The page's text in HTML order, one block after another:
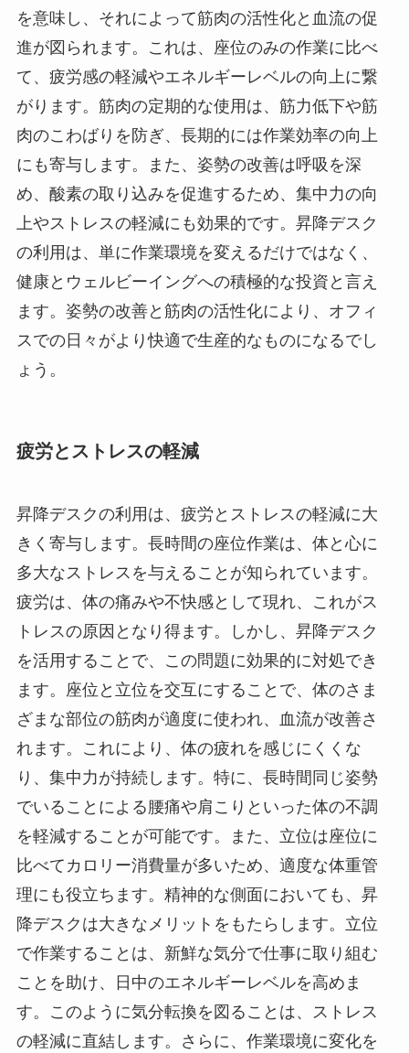
を意味し、それによって筋肉の活性化と血流の促
進が図られます。これは、座位のみの作業に比べ
て、疲労感の軽減やエネルギーレベルの向上に繋
がります。筋肉の定期的な使用は、筋力低下や筋
肉のこわばりを防ぎ、長期的には作業効率の向上
にも寄与します。また、姿勢の改善は呼吸を深
め、酸素の取り込みを促進するため、集中力の向
上やストレスの軽減にも効果的です。昇降デスク
の利用は、単に作業環境を変えるだけではなく、
健康とウェルビーイングへの積極的な投資と言え
ます。姿勢の改善と筋肉の活性化により、オフィ
スでの日々がより快適で生産的なものになるでし
ょう。
疲労とストレスの軽減
昇降デスクの利用は、疲労とストレスの軽減に大
きく寄与します。長時間の座位作業は、体と心に
多大なストレスを与えることが知られています。
疲労は、体の痛みや不快感として現れ、これがス
トレスの原因となり得ます。しかし、昇降デスク
を活用することで、この問題に効果的に対処でき
ます。座位と立位を交互にすることで、体のさま
ざまな部位の筋肉が適度に使われ、血流が改善さ
れます。これにより、体の疲れを感じにくくな
り、集中力が持続します。特に、長時間同じ姿勢
でいることによる腰痛や肩こりといった体の不調
を軽減することが可能です。また、立位は座位に
比べてカロリー消費量が多いため、適度な体重管
理にも役立ちます。精神的な側面においても、昇
降デスクは大きなメリットをもたらします。立位
で作業することは、新鮮な気分で仕事に取り組む
ことを助け、日中のエネルギーレベルを高めま
す。このように気分転換を図ることは、ストレス
の軽減に直結します。さらに、作業環境に変化を